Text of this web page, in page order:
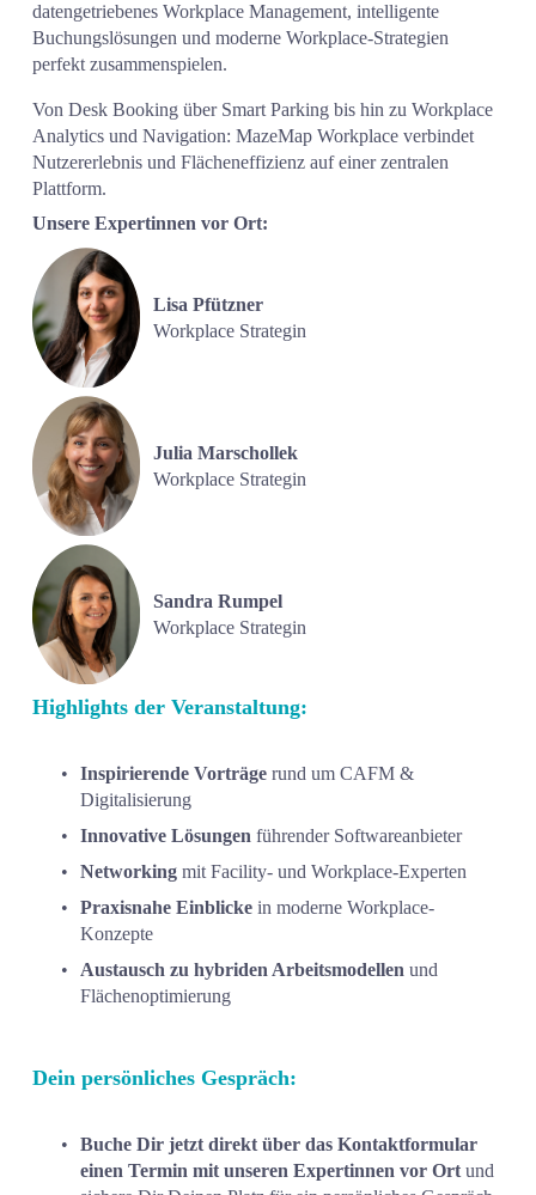
datengetriebenes Workplace Management, intelligente
Buchungslösungen und moderne Workplace-Strategien
perfekt zusammenspielen.
Von Desk Booking über Smart Parking bis hin zu Workplace
Analytics und Navigation: MazeMap Workplace verbindet
Nutzererlebnis und Flächeneffizienz auf einer zentralen
Plattform.
Unsere Expertinnen vor Ort:
Lisa Pfützner
Workplace Strategin
Julia Marschollek
Workplace Strategin
Sandra Rumpel
Workplace Strategin
Highlights der Veranstaltung:
Inspirierende Vorträge rund um CAFM &
Digitalisierung
Innovative Lösungen führender Softwareanbieter
Networking mit Facility- und Workplace-Experten
Praxisnahe Einblicke in moderne Workplace-
Konzepte
Austausch zu hybriden Arbeitsmodellen und
Flächenoptimierung
Dein persönliches Gespräch:
Buche Dir jetzt direkt über das Kontaktformular
einen Termin mit unseren Expertinnen vor Ort und